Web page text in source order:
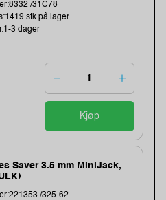
/31C78
stk på lager.
3 dager
Kjøp
Saver 3.5 mm MiniJack,
/325-62